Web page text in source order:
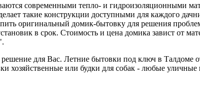
современными тепло- и гидроизоляционными
такие конструкции доступными для каждого
оригинальный домик-бытовку для решения
в срок. Стоимость и цена домика завист от
решение для Вас. Летние бытовки под ключ в
хозяйственные или будки для собак - любые